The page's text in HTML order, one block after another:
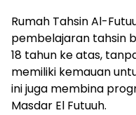
Rumah Tahsin Al-
pembelajaran tahsin
18 tahun ke atas,
memiliki kemauan
ini juga membina
Masdar El Futuuh.